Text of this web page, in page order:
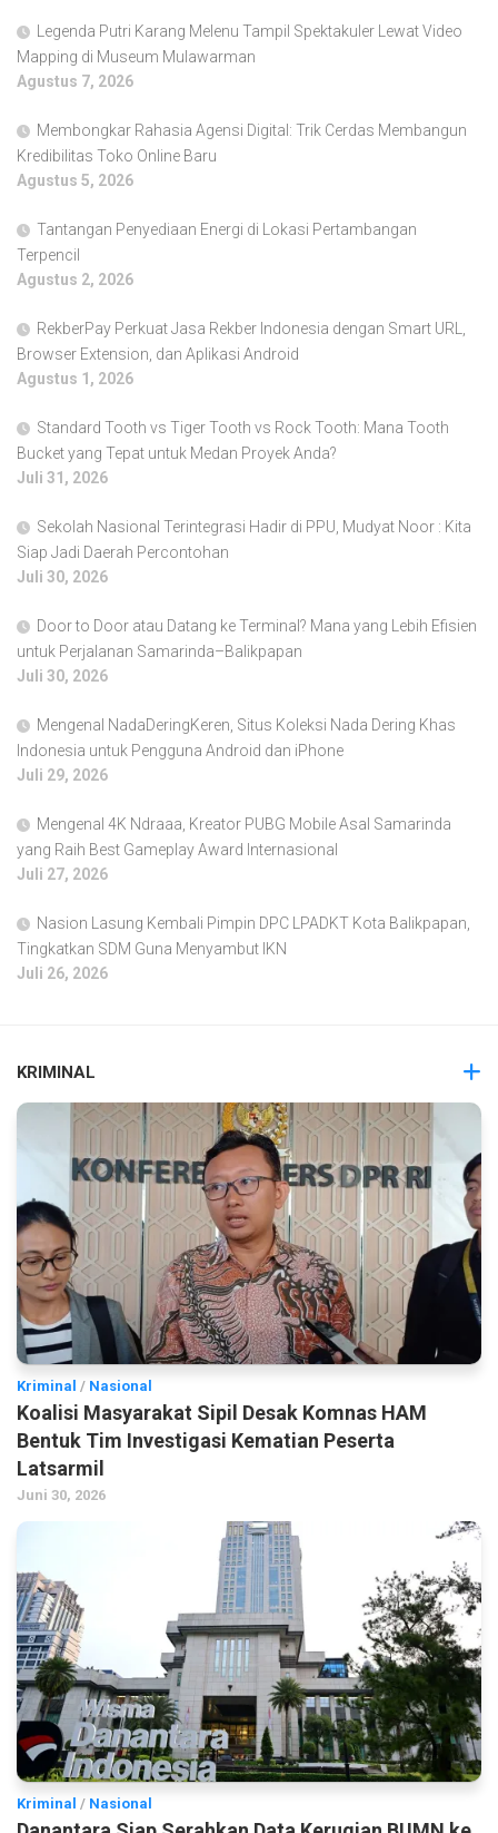
Legenda Putri Karang Melenu Tampil Spektakuler Lewat Video
Mapping di Museum Mulawarman
Agustus 7, 2026
Membongkar Rahasia Agensi Digital: Trik Cerdas Membangun
Kredibilitas Toko Online Baru
Agustus 5, 2026
Tantangan Penyediaan Energi di Lokasi Pertambangan
Terpencil
Agustus 2, 2026
RekberPay Perkuat Jasa Rekber Indonesia dengan Smart URL,
Browser Extension, dan Aplikasi Android
Agustus 1, 2026
Standard Tooth vs Tiger Tooth vs Rock Tooth: Mana Tooth
Bucket yang Tepat untuk Medan Proyek Anda?
Juli 31, 2026
Sekolah Nasional Terintegrasi Hadir di PPU, Mudyat Noor : Kita
Siap Jadi Daerah Percontohan
Juli 30, 2026
Door to Door atau Datang ke Terminal? Mana yang Lebih Efisien
untuk Perjalanan Samarinda–Balikpapan
Juli 30, 2026
Mengenal NadaDeringKeren, Situs Koleksi Nada Dering Khas
Indonesia untuk Pengguna Android dan iPhone
Juli 29, 2026
Mengenal 4K Ndraaa, Kreator PUBG Mobile Asal Samarinda
yang Raih Best Gameplay Award Internasional
Juli 27, 2026
Nasion Lasung Kembali Pimpin DPC LPADKT Kota Balikpapan,
Tingkatkan SDM Guna Menyambut IKN
Juli 26, 2026
KRIMINAL
Kriminal / Nasional
Koalisi Masyarakat Sipil Desak Komnas HAM
Bentuk Tim Investigasi Kematian Peserta
Latsarmil
Juni 30, 2026
Kriminal / Nasional